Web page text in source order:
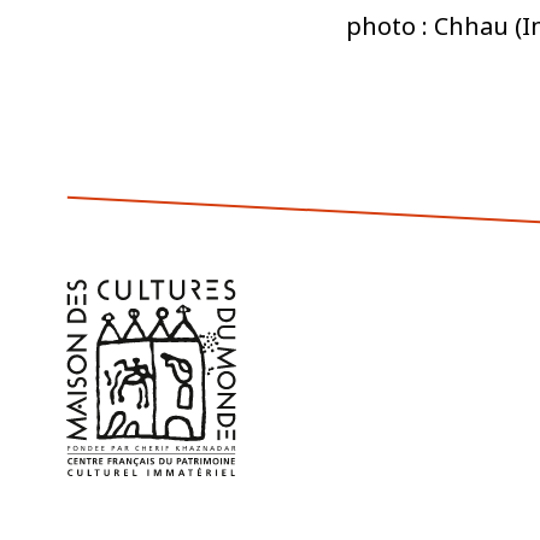
photo : Chhau